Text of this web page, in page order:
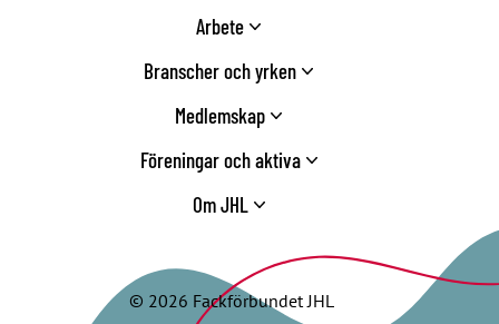
Arbete
Branscher och yrken
Medlemskap
Föreningar och aktiva
Om JHL
© 2026 Fackförbundet JHL